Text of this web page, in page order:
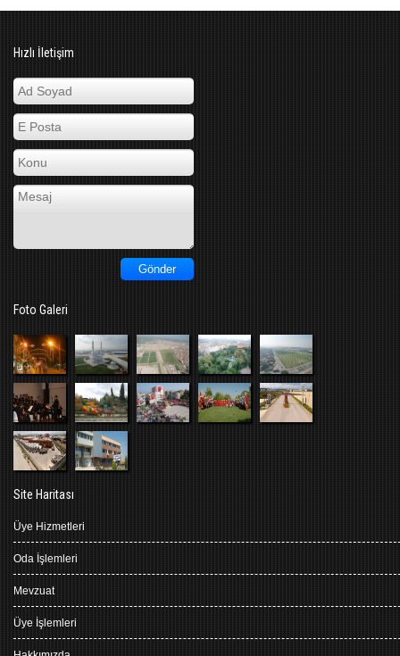
Hızlı İletişim
Foto Galeri
Site Haritası
Üye Hizmetleri
Oda İşlemleri
Mevzuat
Üye İşlemleri